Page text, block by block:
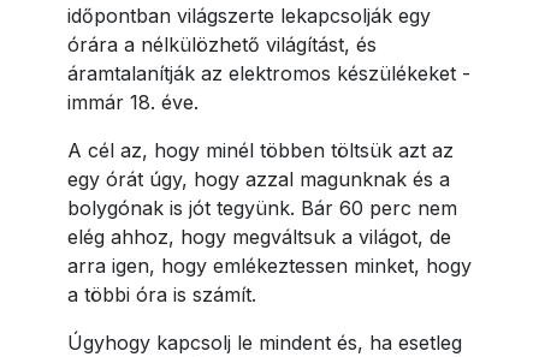
időpontban világszerte lekapcsolják egy
órára a nélkülözhető világítást, és
áramtalanítják az elektromos készülékeket -
immár 18. éve.
A cél az, hogy minél többen töltsük azt az
egy órát úgy, hogy azzal magunknak és a
bolygónak is jót tegyünk. Bár 60 perc nem
elég ahhoz, hogy megváltsuk a világot, de
arra igen, hogy emlékeztessen minket, hogy
a többi óra is számít.
Úgyhogy kapcsolj le mindent és, ha esetleg